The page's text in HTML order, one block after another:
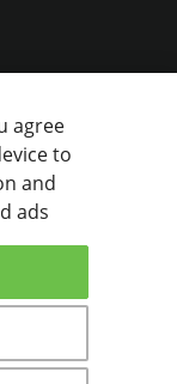
agree
to
and
ads